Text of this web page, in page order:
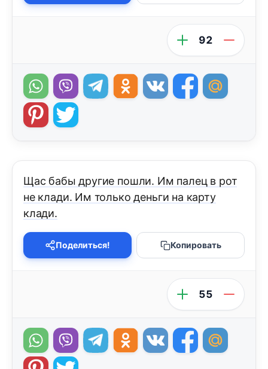
92
Щас бабы другие пошли. Им палец в рот
не клади. Им только деньги на карту
клади.
Поделиться! Копировать
55